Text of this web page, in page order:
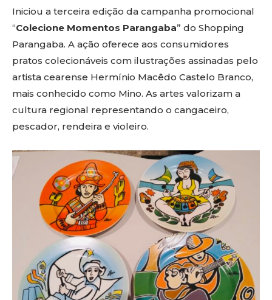
Iniciou a terceira edição da campanha promocional
“Colecione Momentos Parangaba” do Shopping
Parangaba. A ação oferece aos consumidores
pratos colecionáveis com ilustrações assinadas pelo
artista cearense Hermínio Macêdo Castelo Branco,
mais conhecido como Mino. As artes valorizam a
cultura regional representando o cangaceiro,
pescador, rendeira e violeiro.